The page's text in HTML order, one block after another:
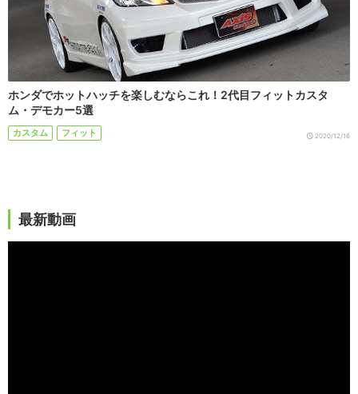
ホンダでホットハッチを楽しむならこれ！2代目フィットカスタ
ム・デモカー5選
カスタム フィット 2020/12/16
最新動画